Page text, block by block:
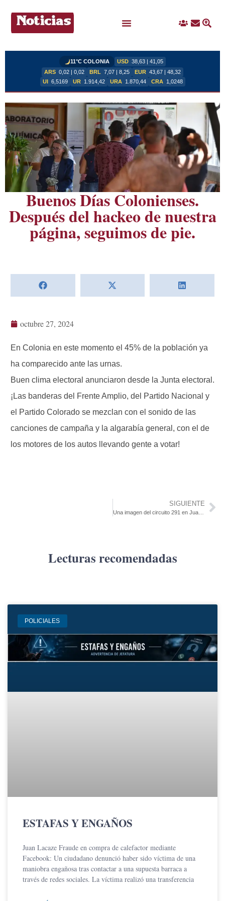
IngresoContacto
11°C COLONIA USD 38,63 | 41,05
ARS 0,02 | 0,02 BRL 7,07 | 8,25 EUR 43,67 | 48,32
UI 6,5169 UR 1.914,42 URA 1.870,44 CRA 1,0248
Buenos Días Colonienses.
Después del hackeo de nuestra
página, seguimos de pie.
octubre 27, 2024
En Colonia en este momento el 45% de la población ya
ha comparecido ante las urnas.
Buen clima electoral anunciaron desde la Junta electoral.
¡Las banderas del Frente Amplio, del Partido Nacional y
el Partido Colorado se mezclan con el sonido de las
canciones de campaña y la algarabía general, con el de
los motores de los autos llevando gente a votar!
SIGUIENTE
Una imagen del circuito 291 en Juan Lacaze tempranito en la mañana
Lecturas recomendadas
POLICIALES
ESTAFAS Y ENGAÑOS
Juan Lacaze Fraude en compra de calefactor mediante
Facebook: Un ciudadano denunció haber sido víctima de una
maniobra engañosa tras contactar a una supuesta barraca a
través de redes sociales. La víctima realizó una transferencia